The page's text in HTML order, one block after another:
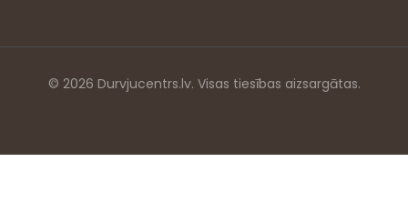
© 2026 Durvjucentrs.lv. Visas tiesības aizsargātas.